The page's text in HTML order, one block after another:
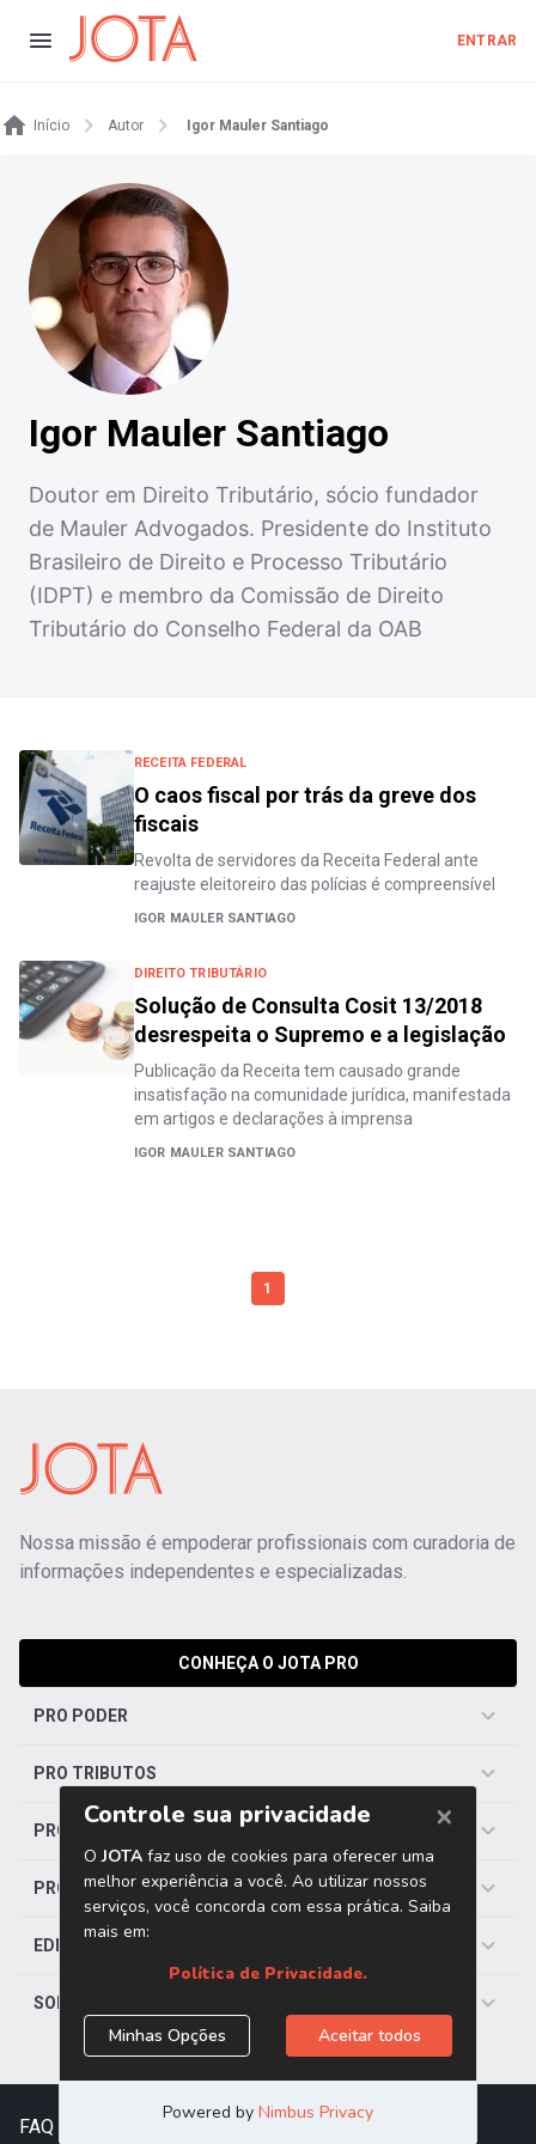
ENTRAR
Início Autor Igor Mauler Santiago
Igor Mauler Santiago
Doutor em Direito Tributário, sócio fundador
de Mauler Advogados. Presidente do Instituto
Brasileiro de Direito e Processo Tributário
(IDPT) e membro da Comissão de Direito
Tributário do Conselho Federal da OAB
RECEITA FEDERAL
O caos fiscal por trás da greve dos
fiscais
Revolta de servidores da Receita Federal ante
reajuste eleitoreiro das polícias é compreensível
IGOR MAULER SANTIAGO
DIREITO TRIBUTÁRIO
Solução de Consulta Cosit 13/2018
desrespeita o Supremo e a legislação
Publicação da Receita tem causado grande
insatisfação na comunidade jurídica, manifestada
em artigos e declarações à imprensa
IGOR MAULER SANTIAGO
1
Nossa missão é empoderar profissionais com curadoria de
informações independentes e especializadas.
CONHEÇA O JOTA PRO
PRO PODER
PRO TRIBUTOS
PRO TRABALHISTA
PRO SAÚDE
EDITORIAS
SOBRE O JOTA
FAQ Trabalhe Conosco